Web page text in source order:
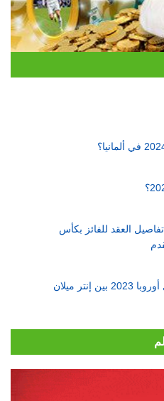
العقد للفائز بكأس
توقعات الرهانات لنهائي دوري أبطال أوروبا 2023 بين إنتر ميلان